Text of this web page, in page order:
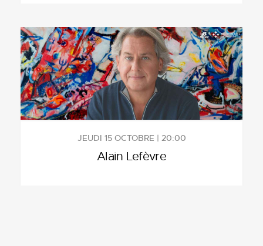
JEUDI 15 OCTOBRE | 20:00
Alain Lefèvre